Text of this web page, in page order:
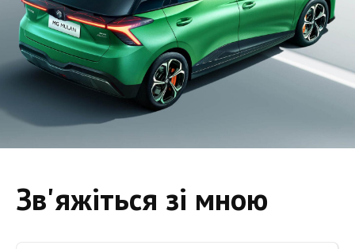
Зв'яжіться зі мною